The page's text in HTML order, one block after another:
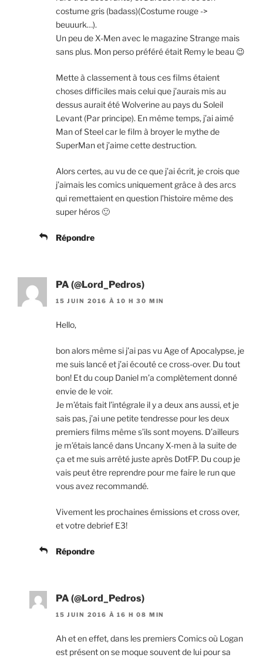
costume gris (badass)(Costume rouge ->
beuuurk…).
Un peu de X-Men avec le magazine Strange mais
sans plus. Mon perso préféré était Remy le beau 😉
Mette à classement à tous ces films étaient
choses difficiles mais celui que j’aurais mis au
dessus aurait été Wolverine au pays du Soleil
Levant (Par principe). En même temps, j’ai aimé
Man of Steel car le film à broyer le mythe de
SuperMan et j’aime cette destruction.
Alors certes, au vu de ce que j’ai écrit, je crois que
j’aimais les comics uniquement grâce à des arcs
qui remettaient en question l’histoire même des
super héros 🙂
Répondre
PA (@Lord_Pedros)
15 JUIN 2016 À 10 H 30 MIN
Hello,
bon alors même si j’ai pas vu Age of Apocalypse, je
me suis lancé et j’ai écouté ce cross-over. Du tout
bon! Et du coup Daniel m’a complètement donné
envie de le voir.
Je m’étais fait l’intégrale il y a deux ans aussi, et je
sais pas, j’ai une petite tendresse pour les deux
premiers films même s’ils sont moyens. D’ailleurs
je m’étais lancé dans Uncany X-men à la suite de
ça et me suis arrêté juste après DotFP. Du coup je
vais peut être reprendre pour me faire le run que
vous avez recommandé.
Vivement les prochaines émissions et cross over,
et votre debrief E3!
Répondre
PA (@Lord_Pedros)
15 JUIN 2016 À 16 H 08 MIN
Ah et en effet, dans les premiers Comics où Logan
est présent on se moque souvent de lui pour sa